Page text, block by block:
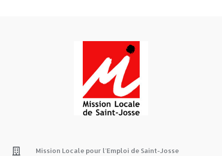
Mission Locale pour l'Emploi de Saint-Josse